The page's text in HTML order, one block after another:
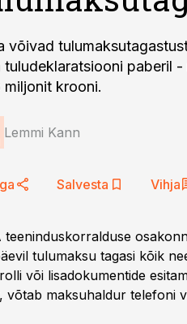
võivad
tuludeklaratsiooni paberil
miljonit krooni.
Lemmi Kann
Salvesta Vihja
teeninduskorralduse
tulumaksu tagasi kõik
või lisadokumentide
võtab maksuhaldur telefoni